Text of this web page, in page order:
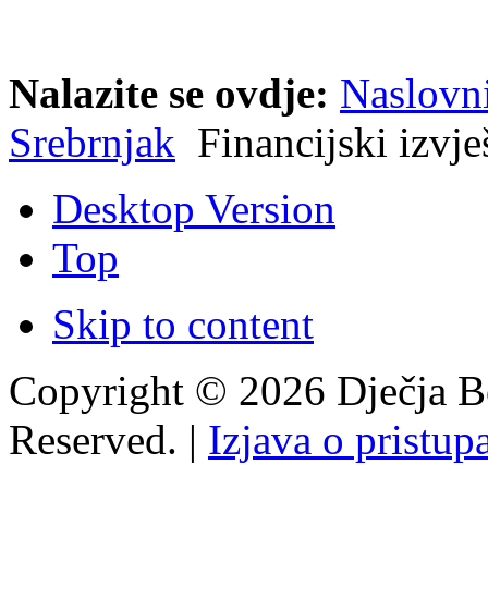
Nalazite se ovdje:
Srebrnjak Financijski
Desktop Version
Top
Skip to content
Copyright © 2026 Dječja
Reserved. | Izjava o